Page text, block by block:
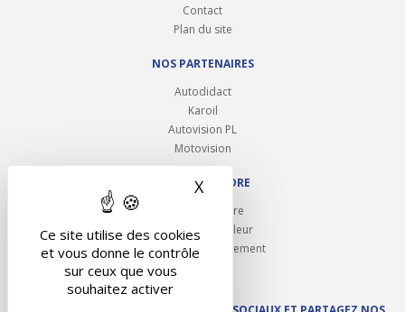
Ce site utilise des cookies
et vous donne le contrôle
sur ceux que vous
souhaitez activer
X Masquer le bandeau des
Contact
Plan du site
NOS PARTENAIRES
Autodidact
Karoil
Autovision PL
Motovision
NOUS REJOINDRE
Ouvrir un centre
Devenez contrôleur
Carrières et recrutement